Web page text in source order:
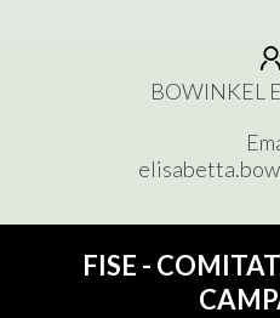
BOWINKEL
FISE -